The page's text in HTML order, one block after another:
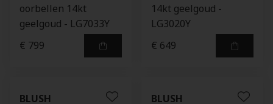
oorbellen 14kt
geelgoud - LG7033Y
€ 799
14kt geelgoud -
LG3020Y
€ 649
BLUSH
BLUSH